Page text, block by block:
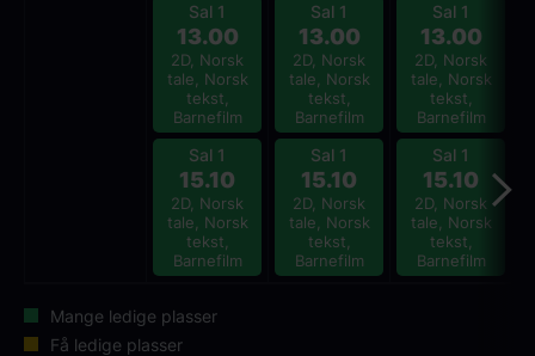
Sal 1
13.00
2D, Norsk
tale, Norsk
tekst,
Barnefilm
Sal 1
15.10
2D, Norsk
tale, Norsk
tekst,
Barnefilm
Sal 1
13.00
2D, Norsk
tale, Norsk
tekst,
Barnefilm
Sal 1
15.10
2D, Norsk
tale, Norsk
tekst,
Barnefilm
Sal 1
13.00
2D, Norsk
tale, Norsk
tekst,
Barnefilm
Sal 1
15.10
2D, Norsk
tale, Norsk
tekst,
Barnefilm
Mange ledige plasser
Få ledige plasser